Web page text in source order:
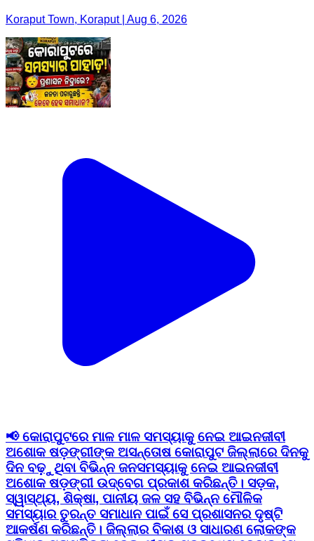
Koraput Town, Koraput | Aug 6, 2026
📢 କୋରାପୁଟରେ ମାଳ ମାଳ ସମସ୍ୟାକୁ ନେଇ ଆଇନଜୀବୀ
ଅଶୋକ ଷଡ଼ଙ୍ଗୀଙ୍କ ଅସନ୍ତୋଷ କୋରାପୁଟ ଜିଲ୍ଲାରେ ଦିନକୁ
ଦିନ ବଢ଼ୁଥିବା ବିଭିନ୍ନ ଜନସମସ୍ୟାକୁ ନେଇ ଆଇନଜୀବୀ
ଅଶୋକ ଷଡ଼ଙ୍ଗୀ ଉଦ୍ବେଗ ପ୍ରକାଶ କରିଛନ୍ତି। ସଡ଼କ,
ସ୍ୱାସ୍ଥ୍ୟ, ଶିକ୍ଷା, ପାନୀୟ ଜଳ ସହ ବିଭିନ୍ନ ମୌଳିକ
ସମସ୍ୟାର ତୁରନ୍ତ ସମାଧାନ ପାଇଁ ସେ ପ୍ରଶାସନର ଦୃଷ୍ଟି
ଆକର୍ଷଣ କରିଛନ୍ତି। ଜିଲ୍ଲାର ବିକାଶ ଓ ସାଧାରଣ ଲୋକଙ୍କ